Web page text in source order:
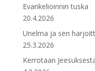
Evankelioinnin tuska
20.4.2026
Unelma ja sen
25.3.2026
Kerrotaan